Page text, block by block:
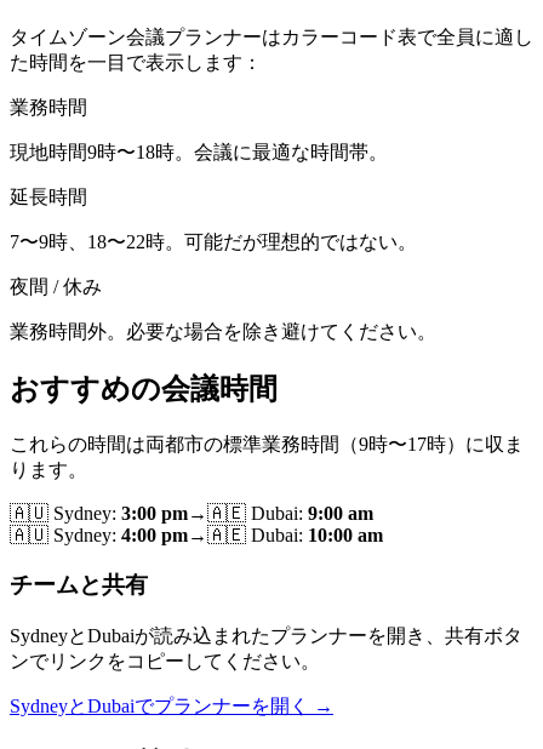
タイムゾーン会議プランナーはカラーコード表で全員に適し
た時間を一目で表示します：
業務時間
現地時間9時〜18時。会議に最適な時間帯。
延長時間
7〜9時、18〜22時。可能だが理想的ではない。
夜間 / 休み
業務時間外。必要な場合を除き避けてください。
おすすめの会議時間
これらの時間は両都市の標準業務時間（9時〜17時）に収ま
ります。
🇦🇺 Sydney: 3:00 pm→🇦🇪 Dubai: 9:00 am
🇦🇺 Sydney: 4:00 pm→🇦🇪 Dubai: 10:00 am
チームと共有
SydneyとDubaiが読み込まれたプランナーを開き、共有ボタ
ンでリンクをコピーしてください。
SydneyとDubaiでプランナーを開く →